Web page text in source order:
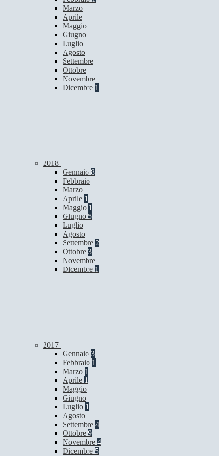
Marzo
Aprile
Maggio
Giugno
Luglio
Agosto
Settembre
Ottobre
Novembre
Dicembre 1
2018
Gennaio 8
Febbraio
Marzo
Aprile 1
Maggio 1
Giugno 5
Luglio
Agosto
Settembre 2
Ottobre 3
Novembre
Dicembre 1
2017
Gennaio 3
Febbraio 1
Marzo 1
Aprile 1
Maggio
Giugno
Luglio 1
Agosto
Settembre 4
Ottobre 9
Novembre 4
Dicembre 5